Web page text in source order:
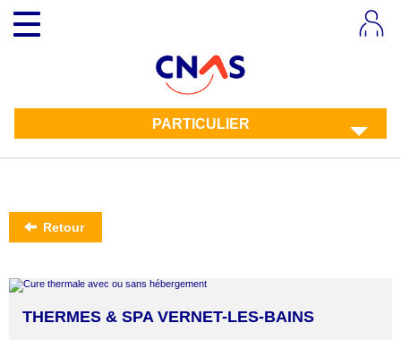
contenu
principal
Toggle
navigation
PARTICULIER
Retour
THERMES & SPA VERNET-LES-BAINS